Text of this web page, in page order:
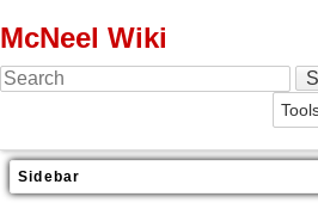
McNeel Wiki
Sidebar